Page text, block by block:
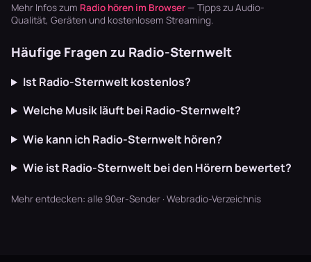
Mehr Infos zum Radio hören im Browser — Tipps zu Audio-
Qualität, Geräten und kostenlosem Streaming.
Häufige Fragen zu Radio-Sternwelt
Ist Radio-Sternwelt kostenlos?
Welche Musik läuft bei Radio-Sternwelt?
Wie kann ich Radio-Sternwelt hören?
Wie ist Radio-Sternwelt bei den Hörern bewertet?
Mehr entdecken: alle 90er-Sender · Webradio-Verzeichnis